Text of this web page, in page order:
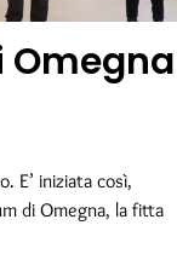
Omegna
E’ iniziata così,
di Omegna, la fitta